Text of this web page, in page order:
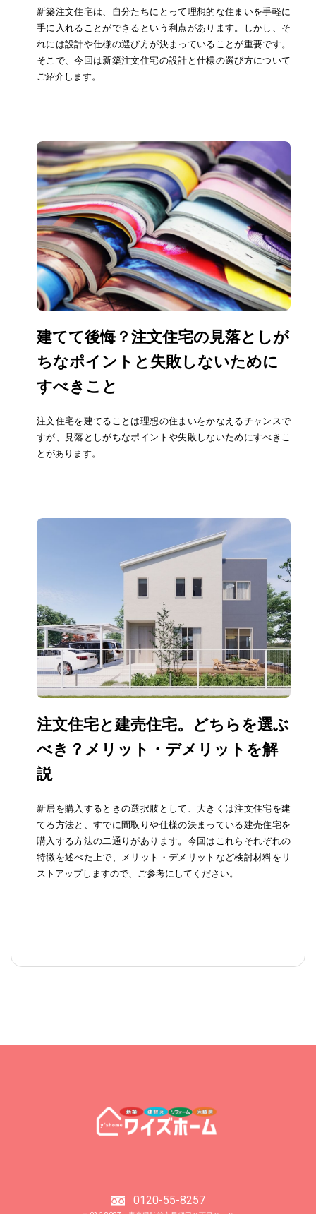
新築注文住宅は、自分たちにとって理想的な住まいを手軽に
手に入れることができるという利点があります。しかし、そ
れには設計や仕様の選び方が決まっていることが重要です。
そこで、今回は新築注文住宅の設計と仕様の選び方について
ご紹介します。
建てて後悔？注文住宅の見落としが
ちなポイントと失敗しないために
すべきこと
注文住宅を建てることは理想の住まいをかなえるチャンスで
すが、見落としがちなポイントや失敗しないためにすべきこ
とがあります。
注文住宅と建売住宅。どちらを選ぶ
べき？メリット・デメリットを解
説
新居を購入するときの選択肢として、大きくは注文住宅を建
てる方法と、すでに間取りや仕様の決まっている建売住宅を
購入する方法の二通りがあります。今回はこれらそれぞれの
特徴を述べた上で、メリット・デメリットなど検討材料をリ
ストアップしますので、ご参考にしてください。
0120-55-8257